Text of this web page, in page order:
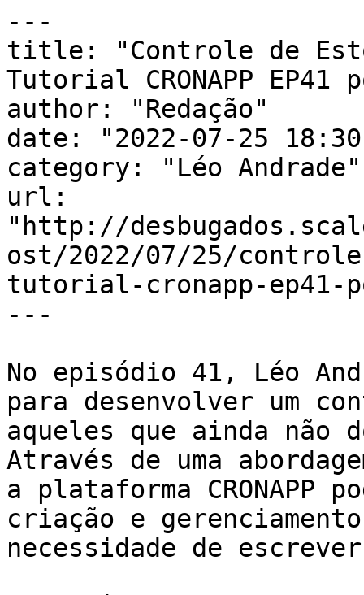
---
title: "Controle de
Tutorial CRONAPP EP41
author: "Redação"
date: "2022-07-25
category: "Léo Andrade"
url:
"http://
ost/2022/07/25/
tutorial-cronapp-ep41-
---
No episódio 41, Léo
para desenvolver um
aqueles que ainda não
Através de uma
a plataforma
criação e
necessidade de